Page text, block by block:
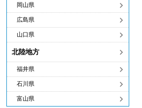
岡山県
広島県
山口県
北陸地方
福井県
石川県
富山県